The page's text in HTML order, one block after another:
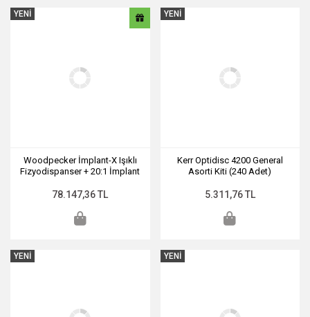
YENİ
Woodpecker İmplant-X Işıklı
Fizyodispanser + 20:1 İmplant
78.147,36 TL
YENİ
Kerr Optidisc 4200 General
Asorti Kiti (240 Adet)
5.311,76 TL
YENİ YENİ